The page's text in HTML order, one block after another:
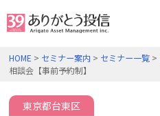
HOME > セミナー案内 > セミナー一覧 >
相談会【事前予約制】
東京都台東区